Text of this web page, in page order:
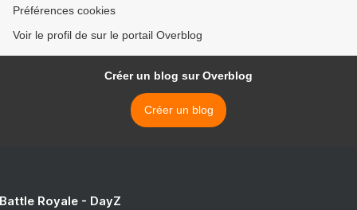
Préférences cookies
Voir le profil de sur le portail Overblog
Créer un blog sur Overblog
Créer un blog
Royale - DayZ